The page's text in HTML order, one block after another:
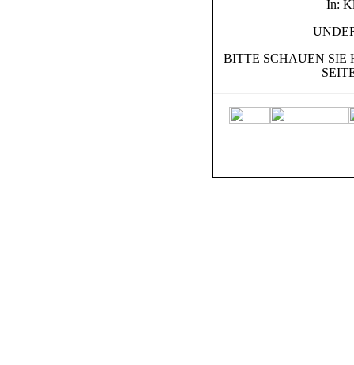
In:
BITTE SCHAUEN SIE